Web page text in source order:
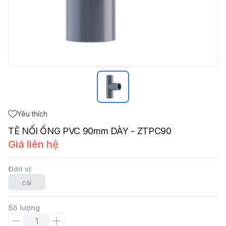
Yêu thích
TÊ NỐI ỐNG PVC 90mm DÀY - ZTPC90
Giá liên hệ
Đơn vị:
cái
Số lượng